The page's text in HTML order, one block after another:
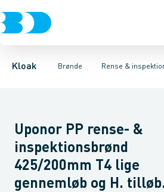
Kloak Brønde
Rør & fittingsBrønde Brøndgods
Rense &
Rense & inspektions brønde
Til glatte rørTil ribbede rørTil x-
Uponor PP rense- &
inspektionsbrønd
425/200mm T4 lige
gennemløb og H.